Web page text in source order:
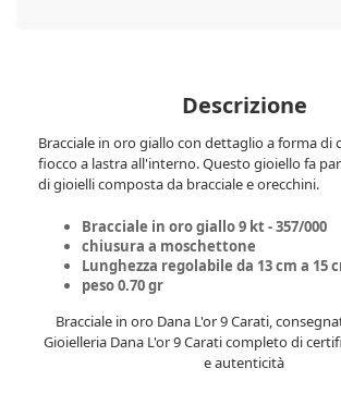
Descrizione
Bracciale in oro giallo con dettaglio a forma di
fiocco a lastra all'interno. Questo gioiello fa
di gioielli composta da bracciale e orecchini.
Bracciale in oro giallo 9 kt - 357/000
chiusura a moschettone
Lunghezza regolabile da 13 cm a 15
peso 0.70 gr
Bracciale in oro Dana L'or 9 Carati,
Gioielleria Dana L'or 9 Carati completo di
e autenticità